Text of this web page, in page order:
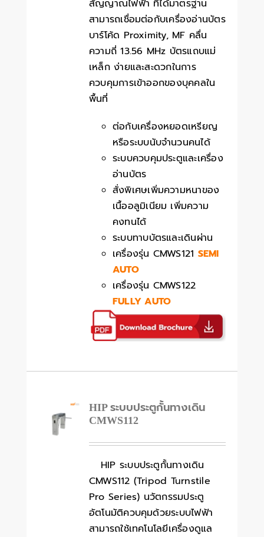
สัญญาณไฟฟ้า ที่ได้มาตรฐาน
สามารถเชื่อมต่อกับเครื่องอ่านบัตร
บาร์โค้ด Proximity, MF คลื่น
ความถี่ 13.56 MHz บัตรแถบแม่
เหล็ก ง่ายและสะดวกในการ
ควบคุมการเข้าออกของบุคคลใน
พื้นที่
ต่อกับเครื่องหยอดเหรียญ
หรือระบบนับจำนวนคนได้
ระบบควบคุมประตูและเครื่อง
อ่านบัตร
สั่งพิเศษเพิ่มความหนาของ
เนื้ออลูมิเนียม เพิ่มความ
คงทนได้
ระบบทาบบัตรและเดินผ่าน
เครื่องรุ่น CMWS121 SEMI
AUTO
เครื่องรุ่น CMWS122
FULLY AUTO
HIP ระบบประตูกั้นทางเดิน
CMWS112
HIP ระบบประตูกั้นทางเดิน
CMWS112 (Tripod Turnstile
Pro Series) นวัตกรรมประตู
อัตโนมัติควบคุมด้วยระบบไฟฟ้า
สามารถใช้เทคโนโลยีเครื่องดูแล